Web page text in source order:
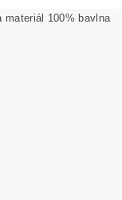
materiál 100% bavlna